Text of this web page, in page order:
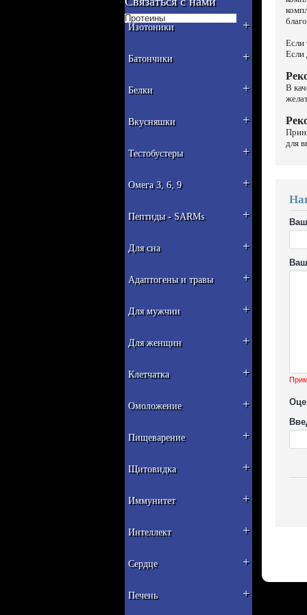
Протеины
Изотоники +
Батончики +
Белки +
Вкусняшки +
Тестобустеры +
Омега 3, 6, 9 +
Пептиды - SARMs +
Для сна +
Адаптогены и травы +
Для мужчин +
Для женщин +
Клетчатка +
Омоложение +
Пищеварение +
Щитовидка +
Иммунитет +
Интеллект +
Сердце +
Печень +
Если
Если
В
для